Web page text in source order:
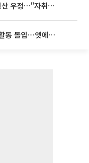
'나혼산' 류혜영, 고경표와 16년산 우정…"자취방서 부모님과 마주쳐"
더보이즈 선우, 영훈 이어 개인 활동 돌입⋯앳에어리어와 전속계약